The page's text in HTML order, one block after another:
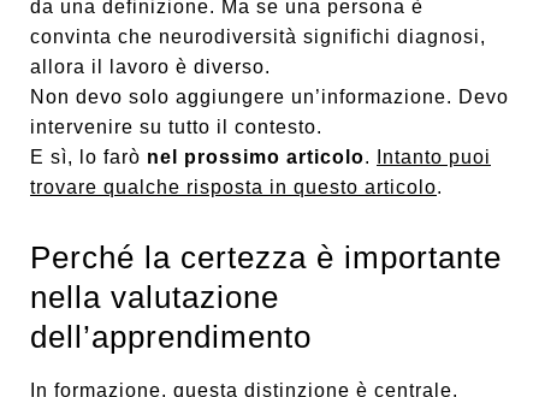
da una definizione. Ma se una persona è
convinta che neurodiversità significhi diagnosi,
allora il lavoro è diverso.
Non devo solo aggiungere un’informazione. Devo
intervenire su tutto il contesto.
E sì, lo farò nel prossimo articolo.
Intanto puoi
trovare qualche risposta in questo articolo.
Perché la certezza è importante
nella valutazione
dell’apprendimento
In formazione, questa distinzione è centrale.